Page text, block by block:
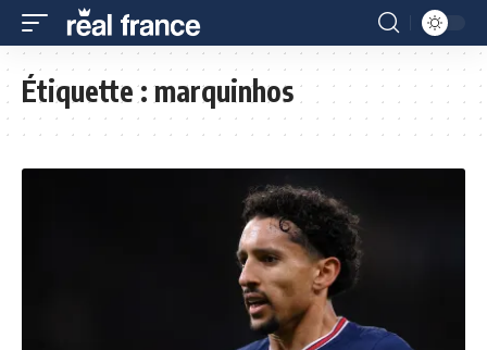
Étiquette :marquinhos